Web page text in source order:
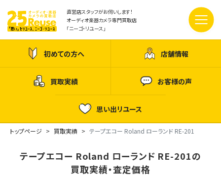
直営店スタッフがお伺いします！
オーディオ楽器カメラ専門買取店
「ニーゴ・リユース」
初めての方へ 店舗情報
買取実績 お客様の声
思い出リユース
トップページ 買取実績 テープエコー Roland ローランド RE-201
テープエコー Roland ローランド RE-201の
買取実績・査定価格